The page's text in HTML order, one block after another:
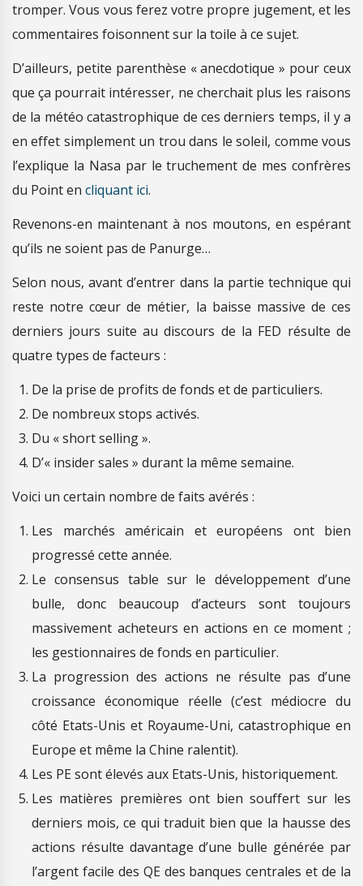
tromper. Vous vous ferez votre propre jugement, et les
commentaires foisonnent sur la toile à ce sujet.
D’ailleurs, petite parenthèse « anecdotique » pour ceux
que ça pourrait intéresser, ne cherchait plus les raisons
de la météo catastrophique de ces derniers temps, il y a
en effet simplement un trou dans le soleil, comme vous
l’explique la Nasa par le truchement de mes confrères
du Point en cliquant ici.
Revenons-en maintenant à nos moutons, en espérant
qu’ils ne soient pas de Panurge…
Selon nous, avant d’entrer dans la partie technique qui
reste notre cœur de métier, la baisse massive de ces
derniers jours suite au discours de la FED résulte de
quatre types de facteurs :
De la prise de profits de fonds et de particuliers.
De nombreux stops activés.
Du « short selling ».
D’« insider sales » durant la même semaine.
Voici un certain nombre de faits avérés :
Les marchés américain et européens ont bien
progressé cette année.
Le consensus table sur le développement d’une
bulle, donc beaucoup d’acteurs sont toujours
massivement acheteurs en actions en ce moment ;
les gestionnaires de fonds en particulier.
La progression des actions ne résulte pas d’une
croissance économique réelle (c’est médiocre du
côté Etats-Unis et Royaume-Uni, catastrophique en
Europe et même la Chine ralentit).
Les PE sont élevés aux Etats-Unis, historiquement.
Les matières premières ont bien souffert sur les
derniers mois, ce qui traduit bien que la hausse des
actions résulte davantage d’une bulle générée par
l’argent facile des QE des banques centrales et de la